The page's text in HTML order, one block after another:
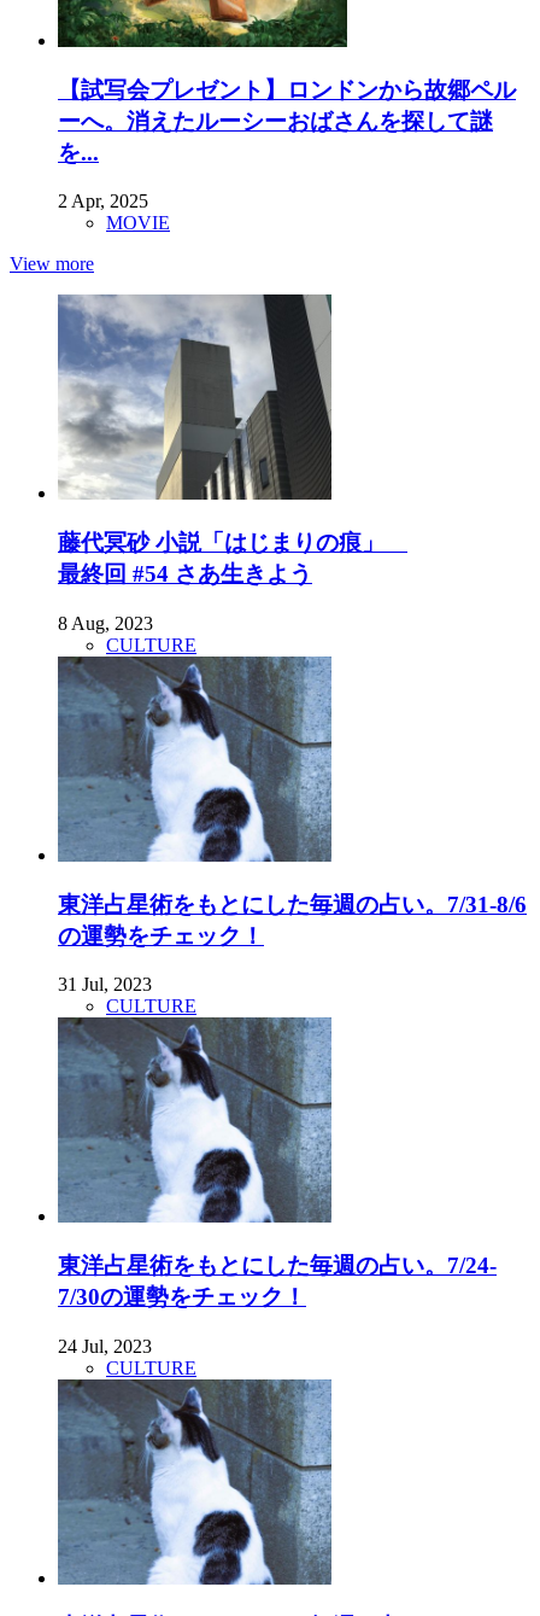
【試写会プレゼント】ロンドンから故郷ペル
ーへ。消えたルーシーおばさんを探して謎
を...
2 Apr, 2025
MOVIE
View more
藤代冥砂 小説「はじまりの痕」
最終回 #54 さあ生きよう
8 Aug, 2023
CULTURE
東洋占星術をもとにした毎週の占い。7/31-8/6
の運勢をチェック！
31 Jul, 2023
CULTURE
東洋占星術をもとにした毎週の占い。7/24-
7/30の運勢をチェック！
24 Jul, 2023
CULTURE